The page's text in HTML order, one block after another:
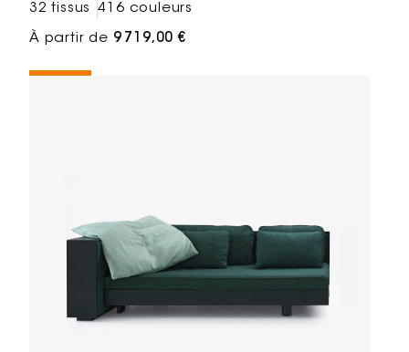
32 tissus 416 couleurs
À partir de 9 719,00 €